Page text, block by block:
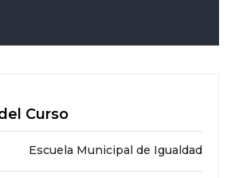
Curso
Escuela Municipal de Igualdad